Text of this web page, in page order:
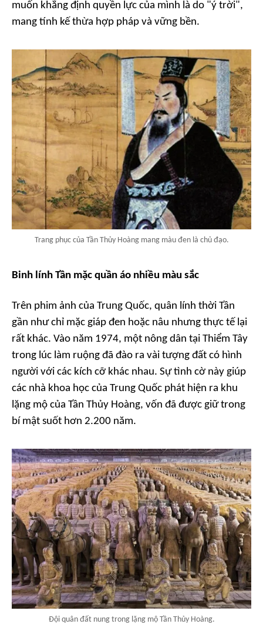
muốn khẳng định quyền lực của mình là do "ý trời",
mang tính kế thừa hợp pháp và vững bền.
Trang phục của Tần Thủy Hoàng mang màu đen là chủ đạo.
Binh lính Tần mặc quần áo nhiều màu sắc
Trên phim ảnh của Trung Quốc, quân lính thời Tần
gần như chỉ mặc giáp đen hoặc nâu nhưng thực tế lại
rất khác. Vào năm 1974, một nông dân tại Thiểm Tây
trong lúc làm ruộng đã đào ra vài tượng đất có hình
người với các kích cỡ khác nhau. Sự tình cờ này giúp
các nhà khoa học của Trung Quốc phát hiện ra khu
lặng mộ của Tần Thủy Hoàng, vốn đã được giữ trong
bí mật suốt hơn 2.200 năm.
Đội quân đất nung trong lặng mộ Tần Thủy Hoàng.